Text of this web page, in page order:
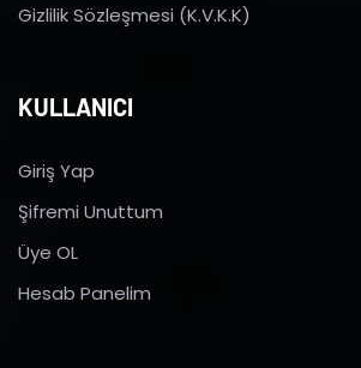
Gizlilik Sözleşmesi (K.V.K.K)
KULLANICI
Giriş Yap
Şifremi Unuttum
Üye OL
Hesab Panelim